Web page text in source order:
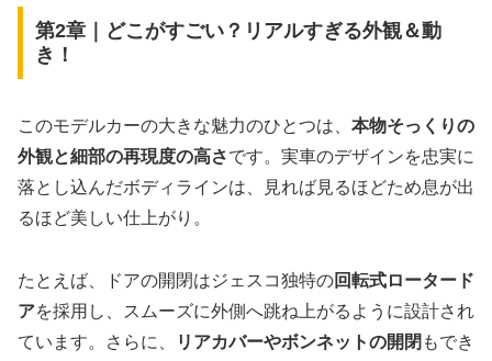
第2章｜どこがすごい？リアルすぎる外観＆動
き！
このモデルカーの大きな魅力のひとつは、 本物そっくりの
外観と細部の再現度の高さです。実車のデザインを忠実に
落とし込んだボディラインは、見れば見るほどため息が出
るほど美しい仕上がり。
たとえば、ドアの開閉はジェスコ独特の回転式ロータード
アを採用し、スムーズに外側へ跳ね上がるように設計され
ています。さらに、
リアカバーやボンネットの開閉 もでき